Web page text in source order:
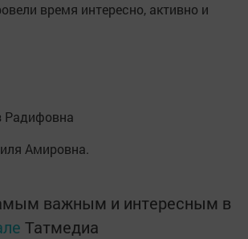
время интересно, активно и
Радифовна
Амировна.
важным и интересным в
Татмедиа